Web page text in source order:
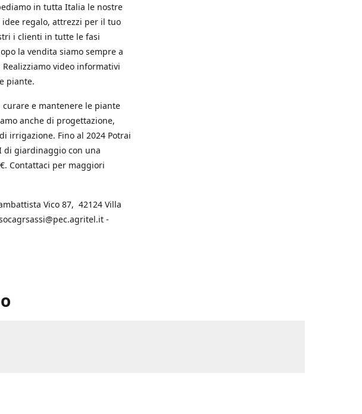
in tutta Italia le nostre
regalo, attrezzi per il tuo
i clienti in tutte le fasi
la vendita siamo sempre a
video informativi
piante.
e mantenere le piante
anche di progettazione,
irrigazione. Fino al 2024 Potrai
di giardinaggio con una
Contattaci per maggiori
Vico 87, 42124 Villa
-